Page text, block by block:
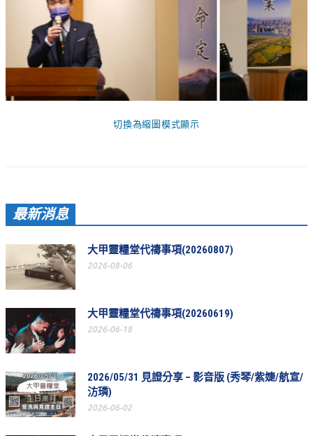
切換為縮圖模式顯示
最新消息
大甲靈糧堂代禱事項(20260807)
2026-08-06
大甲靈糧堂代禱事項(20260619)
2026-06-18
2026/05/31 見證分享 – 影音版 (秀琴/紫婕/航宣/
汸璘)
2026-06-02